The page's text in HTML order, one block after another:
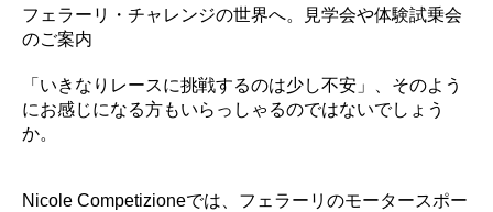
フェラーリ・チャレンジの世界へ。見学会や体験試乗会
のご案内
「いきなりレースに挑戦するのは少し不安」、そのよう
にお感じになる方もいらっしゃるのではないでしょう
か。
Nicole Competizioneでは、フェラーリのモータースポー